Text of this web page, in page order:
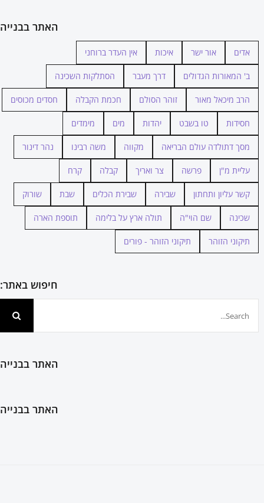
האתר בבנייה
אדים אור ישר איכות אין העדר ברוחני
ב' המאורות הגדולים דרך מעבר הסתלקות השכינה
הרב מיכאל מאור זוהר הסולם חכמת הקבלה חסדים מכוסים
חסידות טו בשבט יהדות מים מימדים
מסך דתולדה עולם הבריאה מקווה משה רבינו נהר דינור
עליית מ"ן פרשה צר ואריך קבלה קרח
קשר עליון ותחתון שבירה שבירת הכלים שבת שורוק
שכינה שם הוי"ה תולה ארץ על בלימה תוספת הארה
תיקוני הזוהר תיקוני הזוהר - פורים
חיפוש באתר:
האתר בבנייה
האתר בבנייה